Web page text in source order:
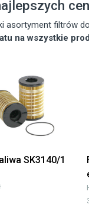
asortyment filtrów
na wszystkie
SK3140/1